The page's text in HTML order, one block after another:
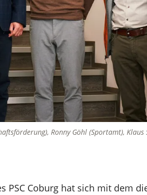
Ronny Göhl (Sportamt), Klaus
PSC Coburg hat sich mit dem